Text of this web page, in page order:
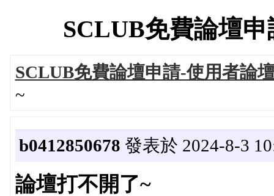
SCLUB免費論壇
SCLUB免費論壇申請-使用者論
~
b0412850678 發表於 2024-8-3
論壇打不開了~